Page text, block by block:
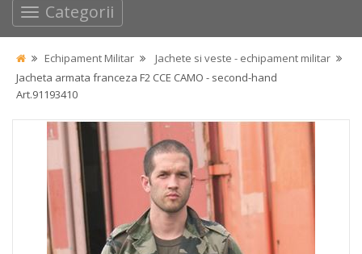
Categorii
Echipament Militar
Jachete si veste - echipament militar
Jacheta armata franceza F2 CCE CAMO - second-hand
Art.91193410